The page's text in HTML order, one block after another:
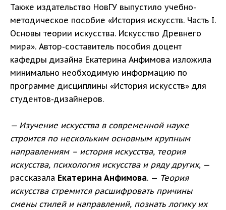
Также издательство НовГУ выпустило учебно-
методическое пособие «История искусств. Часть I.
Основы теории искусства. Искусство Древнего
мира». Автор-составитель пособия доцент
кафедры дизайна Екатерина Анфимова изложила
минимально необходимую информацию по
программе дисциплины «История искусств» для
студентов-дизайнеров.
— Изучение искусства в современной науке
строится по нескольким основным крупным
направлениям – история искусства, теория
искусства, психология искусства и ряду других, —
рассказала Екатерина Анфимова. — Теория
искусства стремится расшифровать причины
смены стилей и направлений, познать логику их